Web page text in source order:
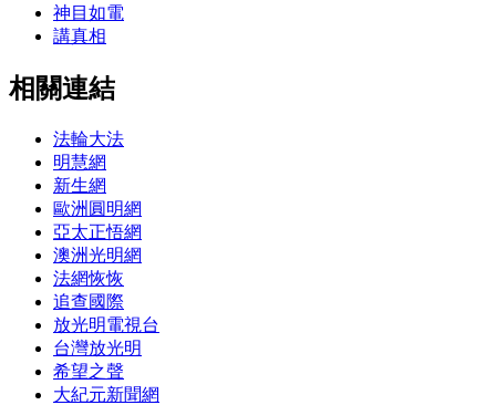
神目如電
講真相
相關連結
法輪大法
明慧網
新生網
歐洲圓明網
亞太正悟網
澳洲光明網
法網恢恢
追查國際
放光明電視台
台灣放光明
希望之聲
大紀元新聞網